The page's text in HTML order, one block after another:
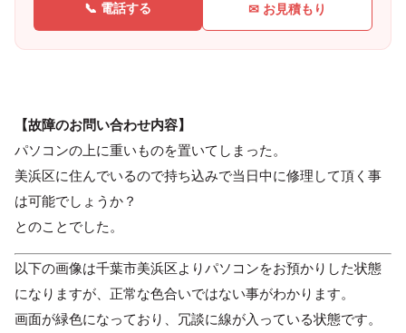
📞 電話する ✉ お見積もり
【故障のお問い合わせ内容】
パソコンの上に重いものを置いてしまった。
美浜区に住んでいるので持ち込みで当日中に修理して頂く事
は可能でしょうか？
とのことでした。
以下の画像は千葉市美浜区よりパソコンをお預かりした状態
になりますが、正常な色合いではない事がわかります。
画面が緑色になっており、冗談に線が入っている状態です。